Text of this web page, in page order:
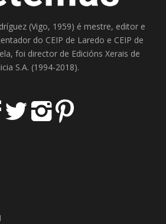
(Vigo, 1959) é mestre, editor e
do CEIP de Laredo e CEIP de
foi director de Edicións Xerais de
S.A. (1994-2018).